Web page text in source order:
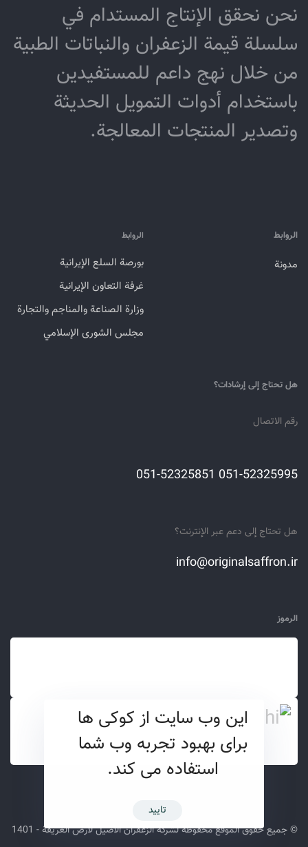
نحن نحقق الإنتاج المستدام في
سلسلة قيمة الزعفران والنباتات الطبية
من خلال نهج داعم للمستفيدين
باستخدام أدوات التمويل الحديثة
وتصدير المنتجات المعالجة.
الروابط
مدونة
الروابط
بورصة السلع الإيرانية
غرفة التعاون الإيرانية
وزارة الصناعة والمناجم والتجارة
مجلس الشورى الإسلامي
هل تحتاج إلى إرشادات؟
رقم الاتصال
051-52325995 051-52325851
هل تحتاج إلى دعم عبر الإنترنت؟
info@originalsaffron.ir
الرموز
© جميع حقوق الموقع محفوظة لشركة الزعفران الأصيل لأرض العريقة - 1401
این وب سایت از کوکی ها
برای بهبود تجربه وب شما
استفاده می کند.
تایید